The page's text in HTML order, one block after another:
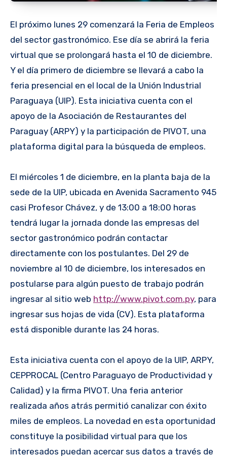
El próximo lunes 29 comenzará la Feria de Empleos
del sector gastronómico. Ese día se abrirá la feria
virtual que se prolongará hasta el 10 de diciembre.
Y el día primero de diciembre se llevará a cabo la
feria presencial en el local de la Unión Industrial
Paraguaya (UIP). Esta iniciativa cuenta con el
apoyo de la Asociación de Restaurantes del
Paraguay (ARPY) y la participación de PIVOT, una
plataforma digital para la búsqueda de empleos.
El miércoles 1 de diciembre, en la planta baja de la
sede de la UIP, ubicada en Avenida Sacramento 945
casi Profesor Chávez, y de 13:00 a 18:00 horas
tendrá lugar la jornada donde las empresas del
sector gastronómico podrán contactar
directamente con los postulantes. Del 29 de
noviembre al 10 de diciembre, los interesados en
postularse para algún puesto de trabajo podrán
ingresar al sitio web http://www.pivot.com.py, para
ingresar sus hojas de vida (CV). Esta plataforma
está disponible durante las 24 horas.
Esta iniciativa cuenta con el apoyo de la UIP, ARPY,
CEPPROCAL (Centro Paraguayo de Productividad y
Calidad) y la firma PIVOT. Una feria anterior
realizada años atrás permitió canalizar con éxito
miles de empleos. La novedad en esta oportunidad
constituye la posibilidad virtual para que los
interesados puedan acercar sus datos a través de